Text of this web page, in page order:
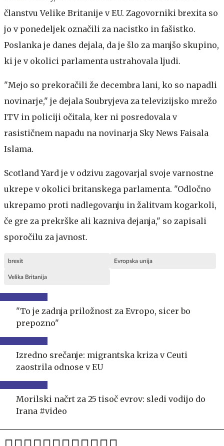
članstvu Velike Britanije v EU. Zagovorniki brexita so
jo v ponedeljek označili za nacistko in fašistko.
Poslanka je danes dejala, da je šlo za manjšo skupino,
ki je v okolici parlamenta ustrahovala ljudi.
"Mejo so prekoračili že decembra lani, ko so napadli
novinarje," je dejala Soubryjeva za televizijsko mrežo
ITV in policiji očitala, ker ni posredovala v
rasističnem napadu na novinarja Sky News Faisala
Islama.
Scotland Yard je v odzivu zagovarjal svoje varnostne
ukrepe v okolici britanskega parlamenta. "Odločno
ukrepamo proti nadlegovanju in žalitvam kogarkoli,
če gre za prekrške ali kazniva dejanja," so zapisali
sporočilu za javnost.
brexit Evropska unija
Velika Britanija
"To je zadnja priložnost za Evropo, sicer bo
prepozno"
Izredno srečanje: migrantska kriza v Ceuti
zaostrila odnose v EU
Morilski načrt za 25 tisoč evrov: sledi vodijo do
Irana #video